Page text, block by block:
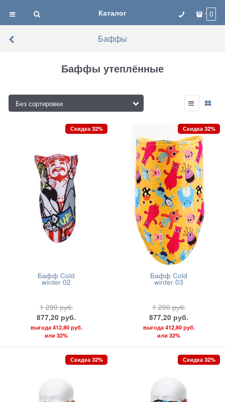
Каталог 0
Баффы
Баффы утеплённые
Бафф Cold
winter 02
1 290 руб.
877,20 руб.
выгода 412,80 руб.
или 32%
Скидка 32%
Бафф Cold
winter 03
1 290 руб.
877,20 руб.
выгода 412,80 руб.
или 32%
Скидка 32%
Скидка 32% Скидка 32%